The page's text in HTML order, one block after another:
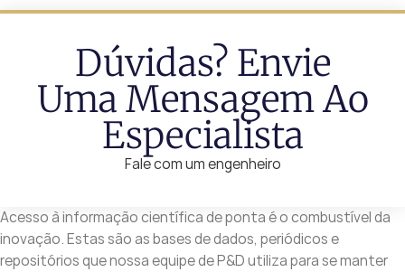
Dúvidas? Envie
Uma Mensagem Ao
Especialista
Fale com um engenheiro
Acesso à informação científica de ponta é o combustível da
inovação. Estas são as bases de dados, periódicos e
repositórios que nossa equipe de P&D utiliza para se manter